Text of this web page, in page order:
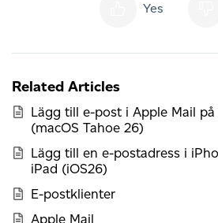
Yes
Related Articles
Lägg till e-post i Apple Mail på
(macOS Tahoe 26)
Lägg till en e-postadress i
iPad (iOS26)
E-postklienter
Apple Mail